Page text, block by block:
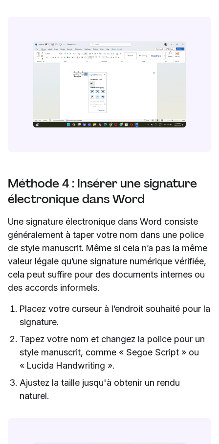
Méthode 4 : Insérer une signature
électronique dans Word
Une signature électronique dans Word consiste
généralement à taper votre nom dans une police
de style manuscrit. Même si cela n’a pas la même
valeur légale qu’une signature numérique vérifiée,
cela peut suffire pour des documents internes ou
des accords informels.
Placez votre curseur à l’endroit souhaité pour la
signature.
Tapez votre nom et changez la police pour un
style manuscrit, comme « Segoe Script » ou
« Lucida Handwriting ».
Ajustez la taille jusqu'à obtenir un rendu
naturel.